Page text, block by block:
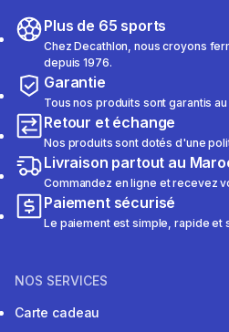
Plus de 65 sports
Chez Decathlon, nous croyons
depuis 1976.
Garantie
Tous nos produits sont garantis
Retour et échange
Nos produits sont dotés d'une
Livraison partout au
Commandez en ligne et recevez
Paiement sécurisé
Le paiement est simple, rapide et
NOS SERVICES
Carte cadeau